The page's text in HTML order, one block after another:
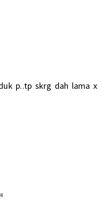
p..tp skrg dah lama x